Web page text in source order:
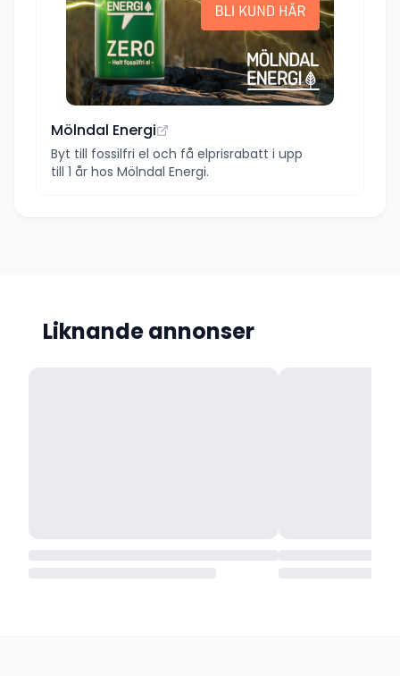
Mölndal Energi
Byt till fossilfri el och få elprisrabatt i upp
till 1 år hos Mölndal Energi.
Liknande annonser